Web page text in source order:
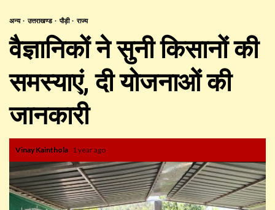
अन्य उत्तराखण्ड पौड़ी राज्य
वैज्ञानिकों ने सुनी किसानों की
समस्याएं, दी योजनाओं की
जानकारी
Vinay Kainthola 1 year ago